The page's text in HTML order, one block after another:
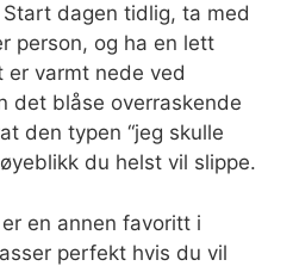
dagen tidlig, ta med
person, og ha en lett
er varmt nede ved
det blåse overraskende
den typen “jeg skulle
du helst vil slippe.
en annen favoritt i
perfekt hvis du vil